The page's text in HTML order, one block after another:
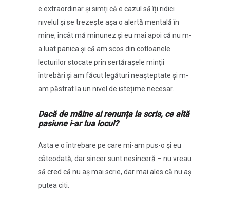
e extraordinar și simți că e cazul să îți ridici
nivelul și se trezește așa o alertă mentală în
mine, încât mă minunez și eu mai apoi că nu m-
a luat panica și că am scos din cotloanele
lecturilor stocate prin sertărașele minții
întrebări și am făcut legături neașteptate și m-
am păstrat la un nivel de istețime necesar.
Dacă de mâine ai renunța la scris, ce altă
pasiune i-ar lua locul?
Asta e o întrebare pe care mi-am pus-o și eu
câteodată, dar sincer sunt nesinceră – nu vreau
să cred că nu aș mai scrie, dar mai ales că nu aș
putea citi.